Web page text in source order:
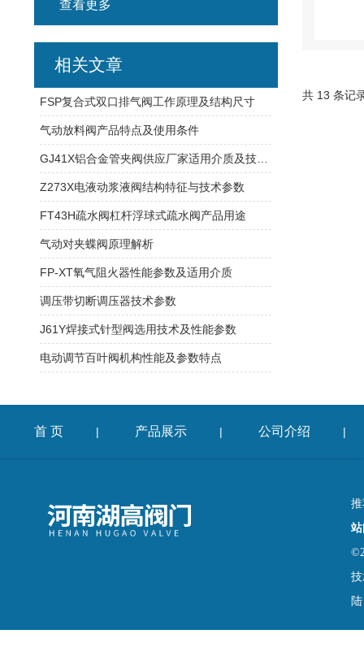
共 13 条记
查看更多
相关文章
FSP复合式双口排气阀工作原理及结构尺寸
气动放料阀产品特点及使用条件
Z273X电液动浆液阀结构特征与技术参数
FT43H疏水阀杠杆浮球式疏水阀产品用途
气动对夹蝶阀原理解析
FP-XT氧气阻火器性能参数及适用介质
调压带切断调压器技术参数
J61Y焊接式针型阀选用技术及性能参数
电动调节百叶阀机构性能及参数特点
首 页 | 产品展示 | 公司介绍 |
陆